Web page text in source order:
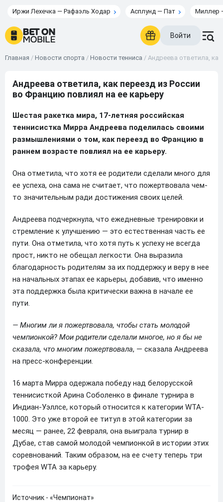
Иржи Лехечка — Рафаэль Ходар Асплунд — Пат Миллер
Войти
Главная / Новости спорта / Новости тенниса / Андреева ответила,
Андреева ответила, как переезд из России
во Францию повлиял на ее карьеру
Шестая ракетка мира, 17-летняя российская
теннисистка Мирра Андреева поделилась своими
размышлениями о том, как переезд во Францию в
раннем возрасте повлиял на ее карьеру.
Она отметила, что хотя ее родители сделали много для
ее успеха, она сама не считает, что пожертвовала чем-
то значительным ради достижения своих целей.
Андреева подчеркнула, что ежедневные тренировки и
стремление к улучшению — это естественная часть ее
пути. Она отметила, что хотя путь к успеху не всегда
прост, никто не обещал легкости. Она выразила
благодарность родителям за их поддержку и веру в нее
на начальных этапах ее карьеры, добавив, что именно
эта поддержка была критически важна в начале ее
пути.
— Многим ли я пожертвовала, чтобы стать молодой
чемпионкой? Мои родители сделали многое, но я бы не
сказала, что многим пожертвовала, — сказала Андреева
на пресс-конференции.
16 марта Мирра одержала победу над белорусской
теннисисткой Арина Соболенко в финале турнира в
Индиан-Уэллсе, который относится к категории WTA-
1000. Это уже второй ее титул в этой категории за
месяц — ранее, 22 февраля, она выиграла турнир в
Дубае, став самой молодой чемпионкой в истории этих
соревнований. Таким образом, на ее счету теперь три
трофея WTA за карьеру.
Источник - «Чемпионат»